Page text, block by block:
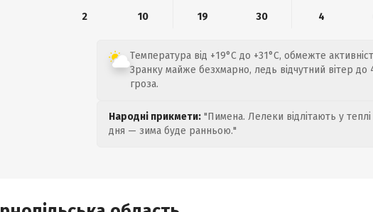
2
10 19 30 4
Температура від +19°C до +31°C, обмежте
Зранку майже безхмарно, ледь відчутний вітер до
гроза.
Народні прикмети: "Пимена. Лелеки відлітають у
дня — зима буде ранньою."